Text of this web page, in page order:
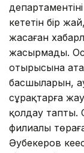
кететін бір
жасаған
жасырмады.
отырысына
басшыларын,
сұрақтарға
қолдау
филиалы
Әубекеров